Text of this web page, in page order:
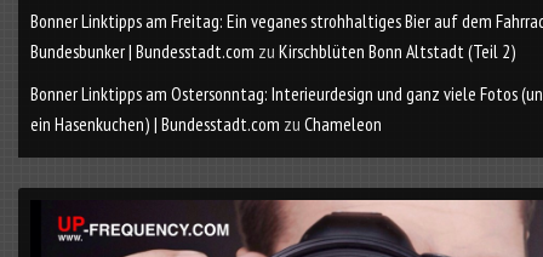
Bonner Linktipps am Freitag: Ein veganes strohhaltiges Bier auf dem
Bundesbunker | Bundesstadt.com zu Kirschblüten Bonn Altstadt (Teil 2)
Bonner Linktipps am Ostersonntag: Interieurdesign und ganz viele Fotos
ein Hasenkuchen) | Bundesstadt.com zu Chameleon